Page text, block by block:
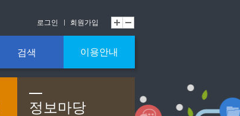
로그인 회원가입
검색 이용안내
정보마당